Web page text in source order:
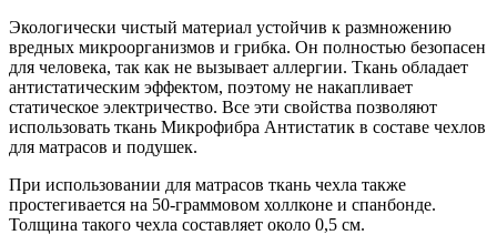
Экологически чистый материал устойчив к размножению
вредных микроорганизмов и грибка. Он полностью безопасен
для человека, так как не вызывает аллергии. Ткань обладает
антистатическим эффектом, поэтому не накапливает
статическое электричество. Все эти свойства позволяют
использовать ткань Микрофибра Антистатик в составе чехлов
для матрасов и подушек.
При использовании для матрасов ткань чехла также
простегивается на 50-граммовом холлконе и спанбонде.
Толщина такого чехла составляет около 0,5 см.